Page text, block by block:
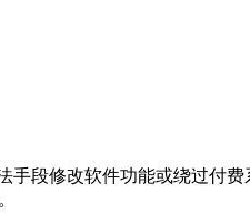
手段修改软件功能或绕过付